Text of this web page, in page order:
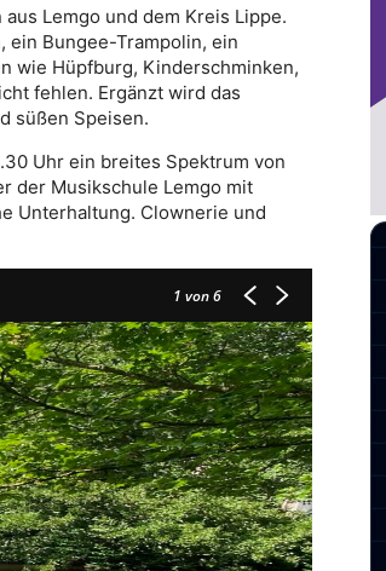
Lemgo und dem Kreis Lippe.
ein Bungee-Trampolin, ein
wie Hüpfburg, Kinderschminken,
fehlen. Ergänzt wird das
süßen Speisen.
Uhr ein breites Spektrum von
der Musikschule Lemgo mit
Unterhaltung. Clownerie und
1 von 6